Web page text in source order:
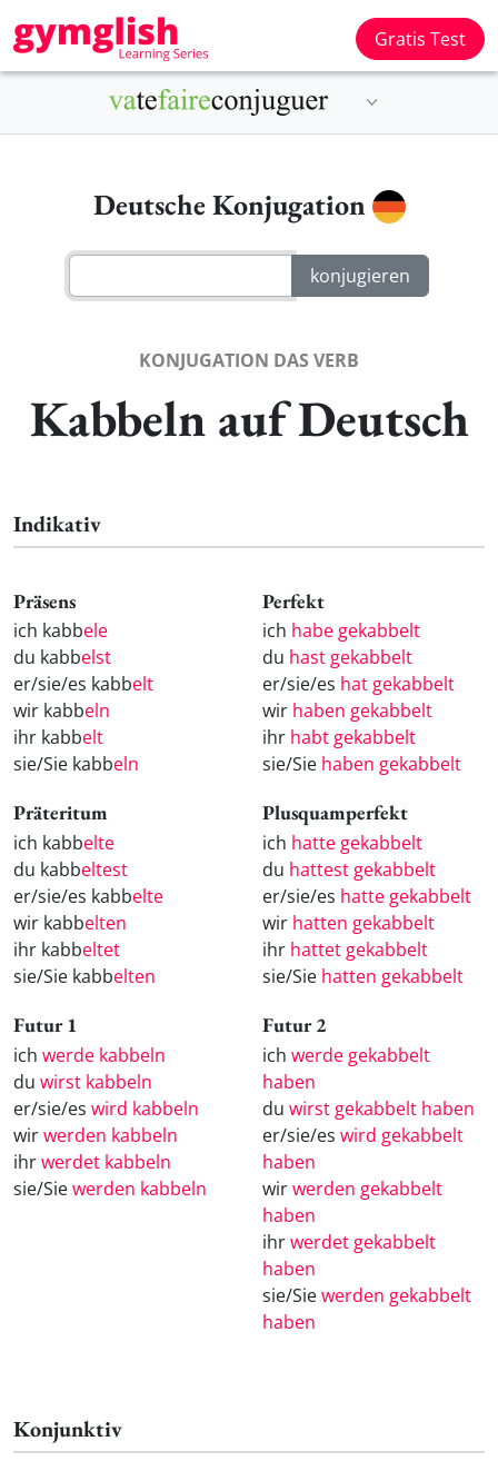
Gratis Test
Deutsche Konjugation
KONJUGATION DAS VERB
Kabbeln auf Deutsch
Indikativ
Präsens
ich kabbele
du kabbelst
er/sie/es kabbelt
wir kabbeln
ihr kabbelt
sie/Sie kabbeln
Perfekt
ich habe gekabbelt
du hast gekabbelt
er/sie/es hat gekabbelt
wir haben gekabbelt
ihr habt gekabbelt
sie/Sie haben gekabbelt
Präteritum
ich kabbelte
du kabbeltest
er/sie/es kabbelte
wir kabbelten
ihr kabbeltet
sie/Sie kabbelten
Plusquamperfekt
ich hatte gekabbelt
du hattest gekabbelt
er/sie/es hatte gekabbelt
wir hatten gekabbelt
ihr hattet gekabbelt
sie/Sie hatten gekabbelt
Futur 1
ich werde kabbeln
du wirst kabbeln
er/sie/es wird kabbeln
wirwerden kabbeln
ihrwerdet kabbeln
sie/Siewerden kabbeln
Futur 2
ich werde gekabbelt
haben
du wirst gekabbelt haben
er/sie/es wird gekabbelt
haben
wirwerden gekabbelt
haben
ihrwerdet gekabbelt
haben
sie/Siewerden gekabbelt
haben
Konjunktiv